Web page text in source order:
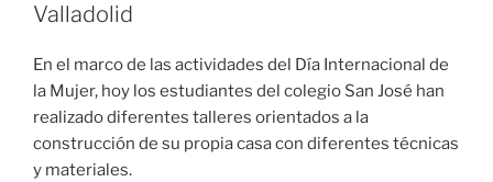
Valladolid
En el marco de las actividades del Día Internacional de
la Mujer, hoy los estudiantes del colegio San José han
realizado diferentes talleres orientados a la
construcción de su propia casa con diferentes técnicas
y materiales.